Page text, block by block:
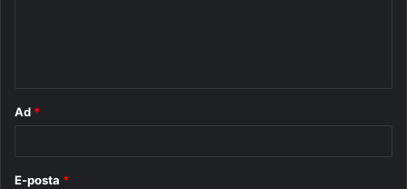
Ad *
E-posta *